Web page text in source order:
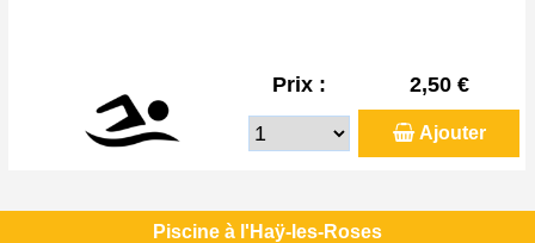
Prix : 2,50 €
Ajouter
Piscine à l'Haÿ-les-Roses